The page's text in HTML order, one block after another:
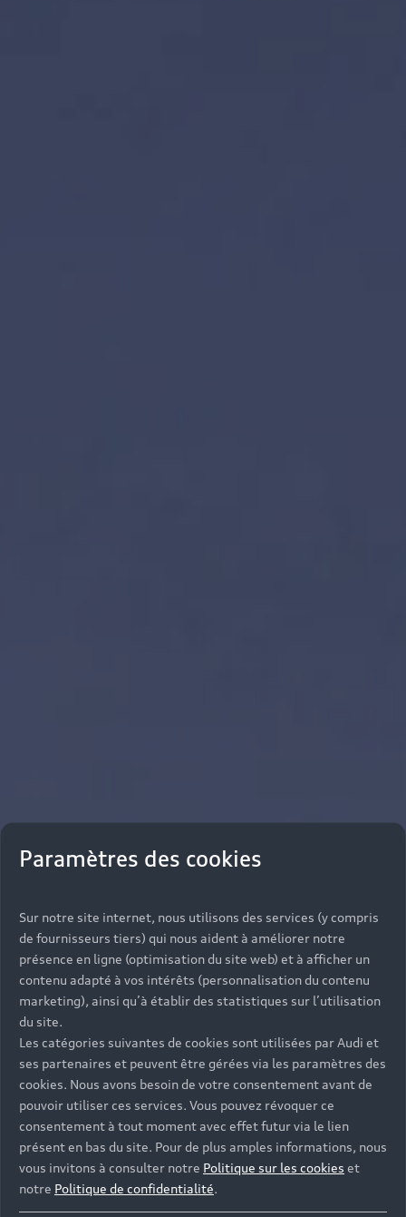
Paramètres des cookies
Sur notre site internet, nous utilisons des services (y compris
de fournisseurs tiers) qui nous aident à améliorer notre
présence en ligne (optimisation du site web) et à afficher un
contenu adapté à vos intérêts (personnalisation du contenu
marketing), ainsi qu’à établir des statistiques sur l’utilisation
du site.
Les catégories suivantes de cookies sont utilisées par Audi et
ses partenaires et peuvent être gérées via les paramètres des
cookies. Nous avons besoin de votre consentement avant de
pouvoir utiliser ces services. Vous pouvez révoquer ce
consentement à tout moment avec effet futur via le lien
présent en bas du site. Pour de plus amples informations, nous
vous invitons à consulter notre Politique sur les cookies et
notre Politique de confidentialité.